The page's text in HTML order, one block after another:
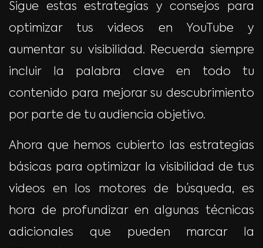
Sigue estas estrategias y consejos para
optimizar tus videos en YouTube y
aumentar su visibilidad. Recuerda siempre
incluir la palabra clave en todo tu
contenido para mejorar su descubrimiento
por parte de tu audiencia objetivo.
Ahora que hemos cubierto las estrategias
básicas para optimizar la visibilidad de tus
videos en los motores de búsqueda, es
hora de profundizar en algunas técnicas
adicionales que pueden marcar la